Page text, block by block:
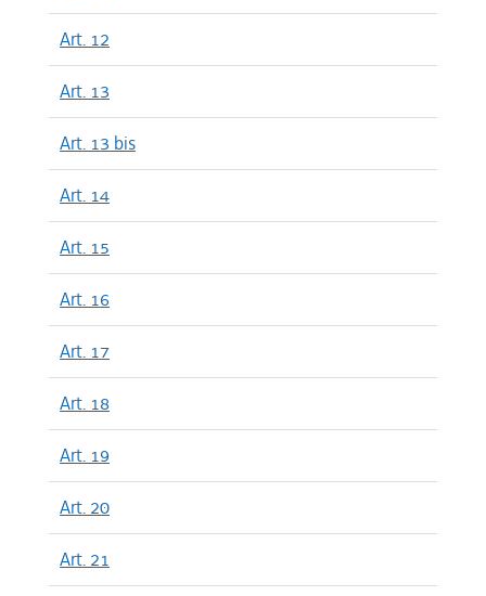
Art. 12
Art. 13
Art. 13 bis
Art. 14
Art. 15
Art. 16
Art. 17
Art. 18
Art. 19
Art. 20
Art. 21